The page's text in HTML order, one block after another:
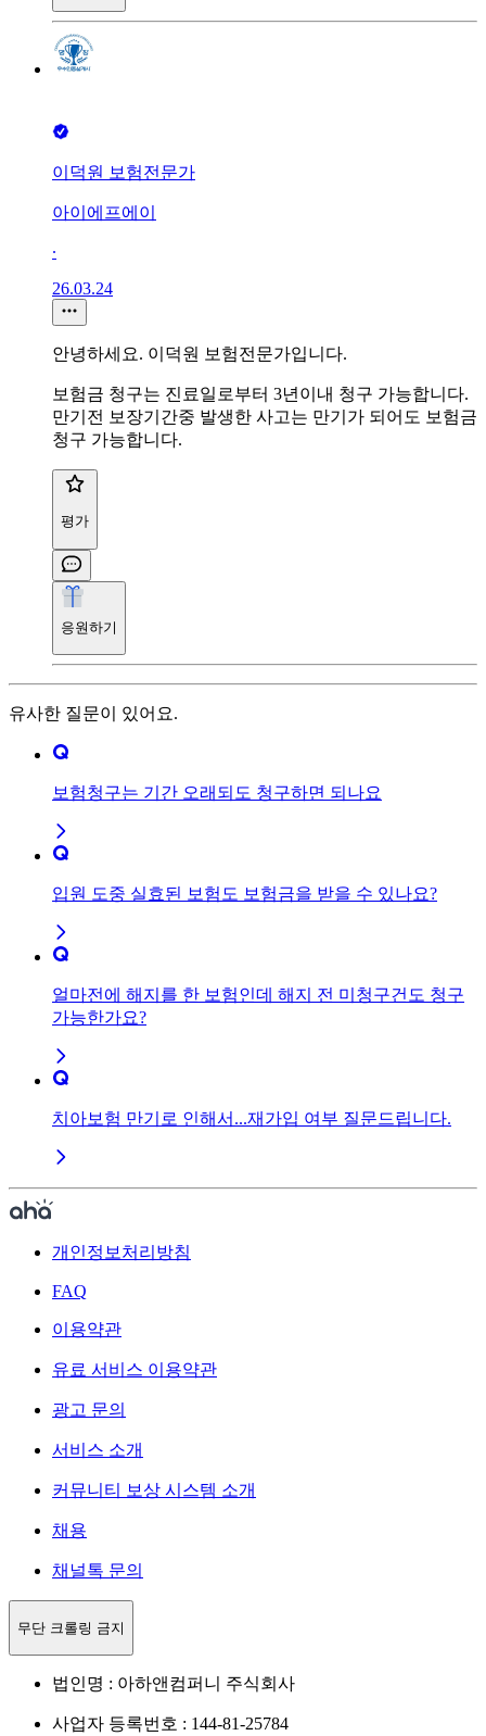
이덕원 보험전문가
아이에프에이
∙
26.03.24
안녕하세요. 이덕원 보험전문가입니다.
보험금 청구는 진료일로부터 3년이내 청구 가능합니다.
만기전 보장기간중 발생한 사고는 만기가 되어도 보험금
청구 가능합니다.
평가
응원하기
유사한 질문이 있어요.
보험청구는 기간 오래되도 청구하면 되나요
입원 도중 실효된 보험도 보험금을 받을 수 있나요?
얼마전에 해지를 한 보험인데 해지 전 미청구건도 청구
가능한가요?
치아보험 만기로 인해서...재가입 여부 질문드립니다.
개인정보처리방침
FAQ
이용약관
유료 서비스 이용약관
광고 문의
서비스 소개
커뮤니티 보상 시스템 소개
채용
채널톡 문의
무단 크롤링 금지
법인명 : 아하앤컴퍼니 주식회사
사업자 등록번호 : 144-81-25784